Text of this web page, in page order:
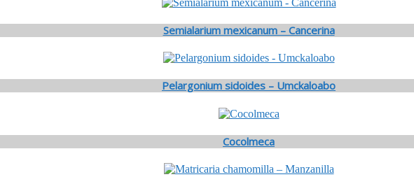
Semialarium mexicanum – Cancerina
Pelargonium sidoides – Umckaloabo
Cocolmeca